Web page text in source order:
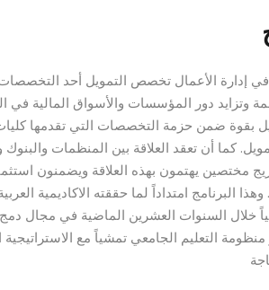
في إدارة الأعمال تخصص التمويل أحد
وتزايد دور المؤسسات والأسواق المالية
بقوة ضمن حزمة التخصصات التي تقدمها كليات
كما أن تعقد العلاقة بين المنظمات
مختصين يهتمون بهذه العلاقة ويضمنون
وهذا البرنامج امتداداً لما حققته الاكاديمية
خلال السنوات العشرين الماضية في مجال
التعليم الجامعي تمشياً مع الاستراتيجية